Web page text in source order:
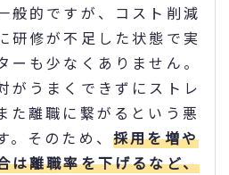
般的ですが、コスト削減
研修が不足した状態で実
ーも少なくありません。
がうまくできずにストレ
た離職に繋がるという悪
そのため、 採用を増や
は離職率を下げるなど、